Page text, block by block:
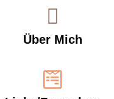
Über Mich